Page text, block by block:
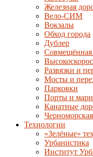
Железная
Вело-СИМ
Вокзалы
Обход города
Дублер
Совмещённая
Развязки и
Мосты и
Парковки
Порты и
Канатные
Технологии
«Зелёные»
Урбанистика
Институт